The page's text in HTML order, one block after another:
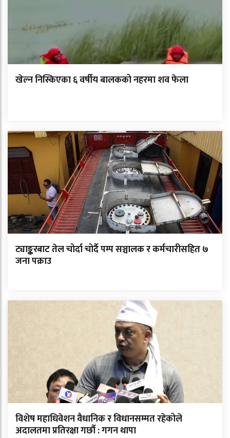
खेल्न निस्किएका ६ वर्षीय बालकको नहरमा शव फेला
ट्याङ्करबाट तेल चोर्दा चोर्दै पम्प सञ्चालक र कर्मचारीसहित ७
जना पक्राउ
विशेष महाधिवेशन वैधानिक र विधानसम्मत रहेकोले
अदालतमा प्रतिरक्षा गर्छौ : गगन थापा